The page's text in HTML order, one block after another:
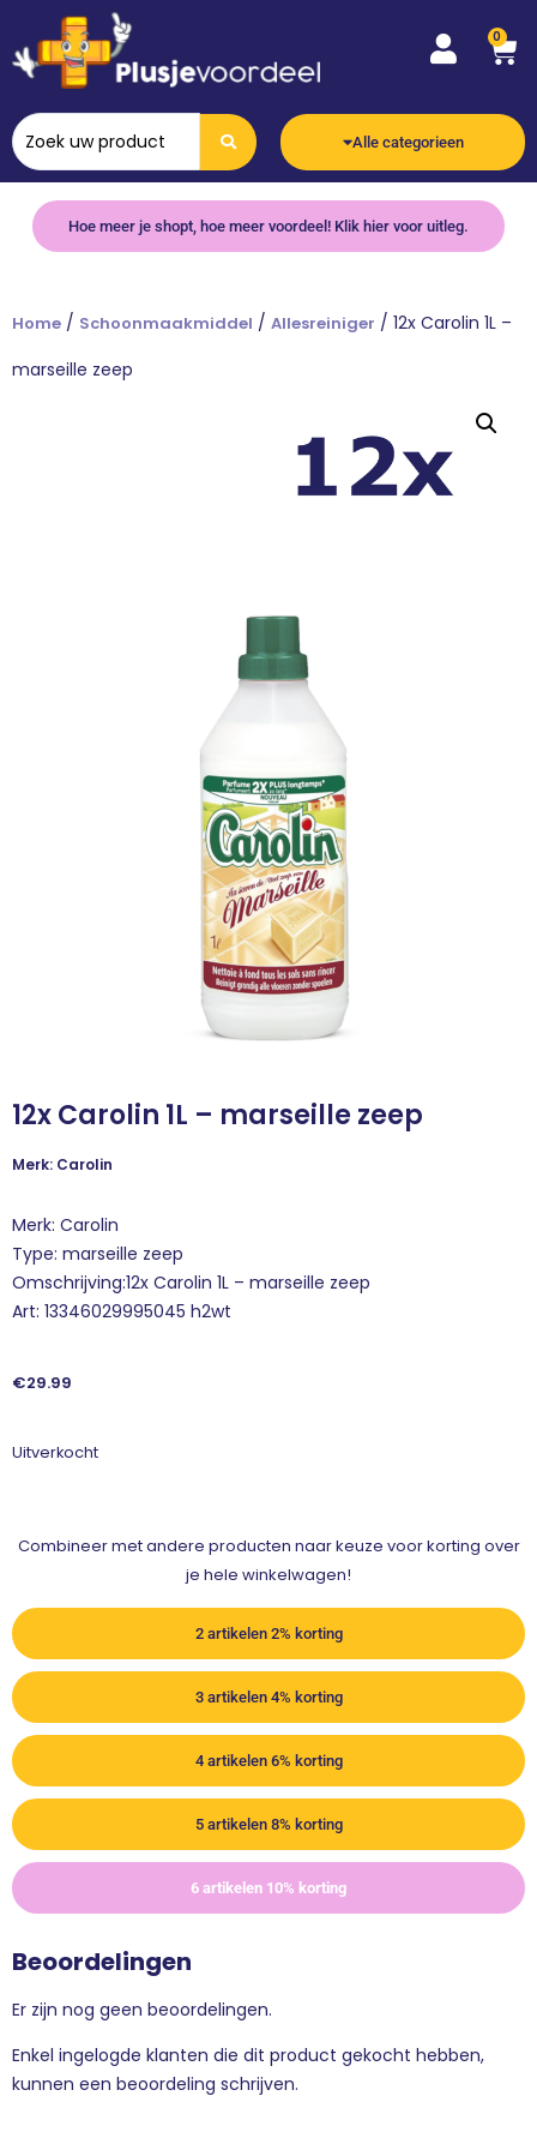
0
Alle categorieen
Hoe meer je shopt, hoe meer voordeel! Klik hier voor uitleg.
Home / Schoonmaakmiddel / Allesreiniger / 12x Carolin 1L –
marseille zeep
12x Carolin 1L – marseille zeep
Merk: Carolin
Merk: Carolin
Type: marseille zeep
Omschrijving:12x Carolin 1L – marseille zeep
Art: 13346029995045 h2wt
€29.99
Uitverkocht
Combineer met andere producten naar keuze voor korting over
je hele winkelwagen!
2 artikelen 2% korting
3 artikelen 4% korting
4 artikelen 6% korting
5 artikelen 8% korting
6 artikelen 10% korting
Beoordelingen
Er zijn nog geen beoordelingen.
Enkel ingelogde klanten die dit product gekocht hebben,
kunnen een beoordeling schrijven.